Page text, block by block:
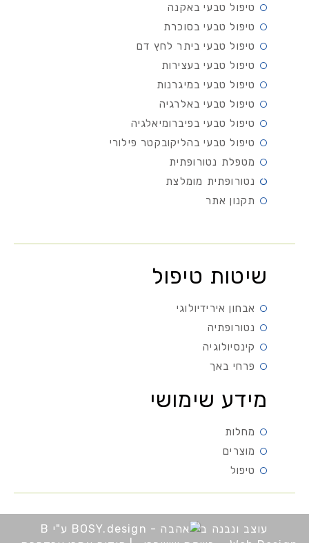
טיפול טבעי באקנה
טיפול טבעי בסוכרת
טיפול טבעי ביתר לחץ דם
טיפול טבעי בעצירות
טיפול טבעי במיגרנות
טיפול טבעי באלרגיה
טיפול טבעי בפיברומיאלגיה
טיפול טבעי בהליקובקטר פילורי
מטפלת נטורופתית
נטורופתית מומלצת
תקנון אתר
שיטות טיפול
אבחון אירידיולוגי
נטורופתיה
קינסיולוגיה
פרחי באך
מידע שימושי
מחלות
מוצרים
טיפול
עוצב ונבנה ב
ע"י B